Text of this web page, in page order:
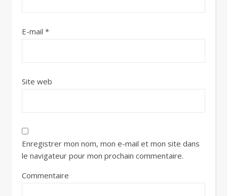
E-mail *
Site web
Enregistrer mon nom, mon e-mail et mon site dans
le navigateur pour mon prochain commentaire.
Commentaire